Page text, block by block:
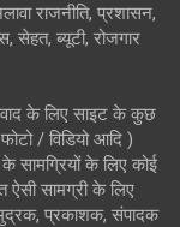
राजनीति, प्रशासन,
सेहत, ब्यूटी, रोजगार
के लिए साइट के कुछ
/ विडियो आदि )
सामग्रियों के लिए कोई
ऐसी सामग्री के लिए
मुद्रक, प्रकाशक, संपादक